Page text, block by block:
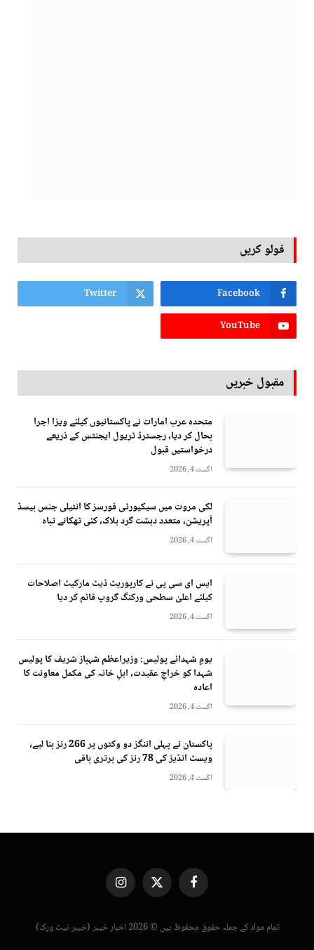
فولو کریں
Facebook
Twitter
YouTube
مقبول خبریں
متحدہ عرب امارات نے پاکستانیوں کیلئے ویزا اجرا
بحال کر دیا، رجسٹرڈ ٹریول ایجنٹس کے ذریعے
درخواستیں قبول
اگست 4, 2026
لکی مروت میں سیکیورٹی فورسز کا انٹیلی جنس بیسڈ
آپریشن، متعدد دہشت گرد ہلاک، کئی ٹھکانے تباہ
اگست 4, 2026
ایس ای سی پی نے کارپوریٹ ڈیٹ مارکیٹ اصلاحات
کیلئے اعلیٰ سطحی ورکنگ گروپ قائم کر دیا
اگست 4, 2026
یومِ شہدائے پولیس: وزیراعظم شہباز شریف کا پولیس
شہدا کو خراجِ عقیدت، اہلِ خانہ کی مکمل معاونت کا
اعادہ
اگست 4, 2026
پاکستان نے پہلی اننگز دو وکٹوں پر 266 رنز بنا لیے،
ویسٹ انڈیز کی 78 رنز کی برتری باقی
اگست 4, 2026
Facebook
X
(Twitter)
Instagram
تمام مواد کے جملہ حقوق محفوظ ہیں © 2026 اخبار خیبر (خیبر نیٹ ورک)